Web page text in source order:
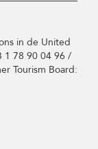
in de United
1 78 90 04 96 /
Tourism Board: